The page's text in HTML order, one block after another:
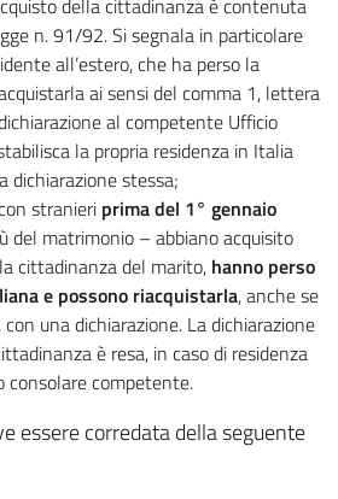
della cittadinanza è contenuta
n. 91/92. Si segnala in particolare
all’estero, che ha perso la
ai sensi del comma 1, lettera
al competente Ufficio
la propria residenza in Italia
dichiarazione stessa;
stranieri prima del 1° gennaio
del matrimonio – abbiano acquisito
cittadinanza del marito, hanno perso
e possono riacquistarla, anche se
una dichiarazione. La dichiarazione
è resa, in caso di residenza
consolare competente.
essere corredata della seguente